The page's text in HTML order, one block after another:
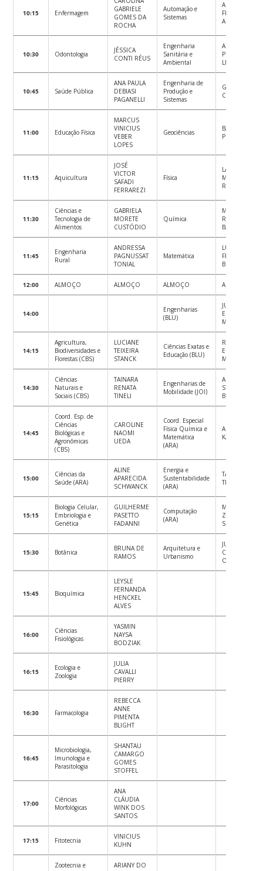
10:15 Enfermagem
GABRIELE
GOMES DA
ROCHA
Automação e
Sistemas
ANGELO
FRIGERI
ARAÚJO
10:30 Odontologia
JÉSSICA
CONTI RÉUS
Engenharia
Sanitária e
Ambiental
ALANA
PESSUTTO
LISBOA
10:45 Saúde Pública
ANA PAULA
DEBIASI
PAGANELLI
Engenharia de
Produção e
Sistemas
GABRIEL
CANONICA
11:00 Educação Física
MARCUS
VINICIUS
VEBER
LOPES
Geociências
BÁRBARA
PEREIRA
11:15 Aquicultura
JOSÉ
VICTOR
SAFADI
FERRAREZI
Física
LAURA
MARTINS
RODRIGUES
11:30
Ciências e
Tecnologia de
Alimentos
GABRIELA
MORETE
CUSTÓDIO
Química
MARÍLIA
REGINATO DE
BARROS
11:45
Engenharia
Rural
ANDRESSA
PAGNUSSAT
TONIAL
Matemática
LUIZ
FERNANDO
BOSSA
12:00 ALMOÇO ALMOÇO ALMOÇO ALMOÇO
14:00
Engenharias
(BLU)
JULIANO
EMIR NUNES
MASSON
14:15
Agricultura,
Biodiversidades e
Florestas (CBS)
LUCIANE
TEIXEIRA
STANCK
Ciências Exatas e
Educação (BLU)
RICARDO
EMANUEL
MUELLER
14:30
Ciências
Naturais e
Sociais (CBS)
TAINARA
RENATA
TINELI
Engenharias de
Mobilidade (JOI)
ANA PAULA
STORTO
BITTENCOURT
14:45
Coord. Esp. de
Ciências
Biológicas e
Agronômicas
(CBS)
CAROLINE
NAOMI
UEDA
Coord. Especial
Física Química e
Matemática
(ARA)
ANA HELENA
KARPOVISCH
15:00
Ciências da
Saúde (ARA)
ALINE
APARECIDA
SCHWANCK
Energia e
Sustentabilidade
(ARA)
TALITA
THOMAZ
15:15
Biologia Celular,
Embriologia e
Genética
GUILHERME
PASETTO
FADANNI
Computação
(ARA)
MIHAEL
ZAMIN
SOUSA
15:30 Botânica
BRUNA DE
RAMOS
Arquitetura e
Urbanismo
JULIANA
CAMPELO DE
OLIVEIRA
15:45 Bioquímica
LEYSLE
FERNANDA
HENCKEL
ALVES
16:00
Ciências
Fisiológicas
YASMIN
NAYSA
BODZIAK
16:15
Ecologia e
Zoologia
JULIA
CAVALLI
PIERRY
16:30 Farmacologia
REBECCA
ANNE
PIMENTA
BLIGHT
16:45
Microbiologia,
Imunologia e
Parasitologia
SHANTAU
CAMARGO
GOMES
STOFFEL
17:00
Ciências
Morfológicas
ANA
CLÁUDIA
WINK DOS
SANTOS
17:15 Fitotecnia
VINICIUS
KUHN
Zootecnia e
ARIANY DO